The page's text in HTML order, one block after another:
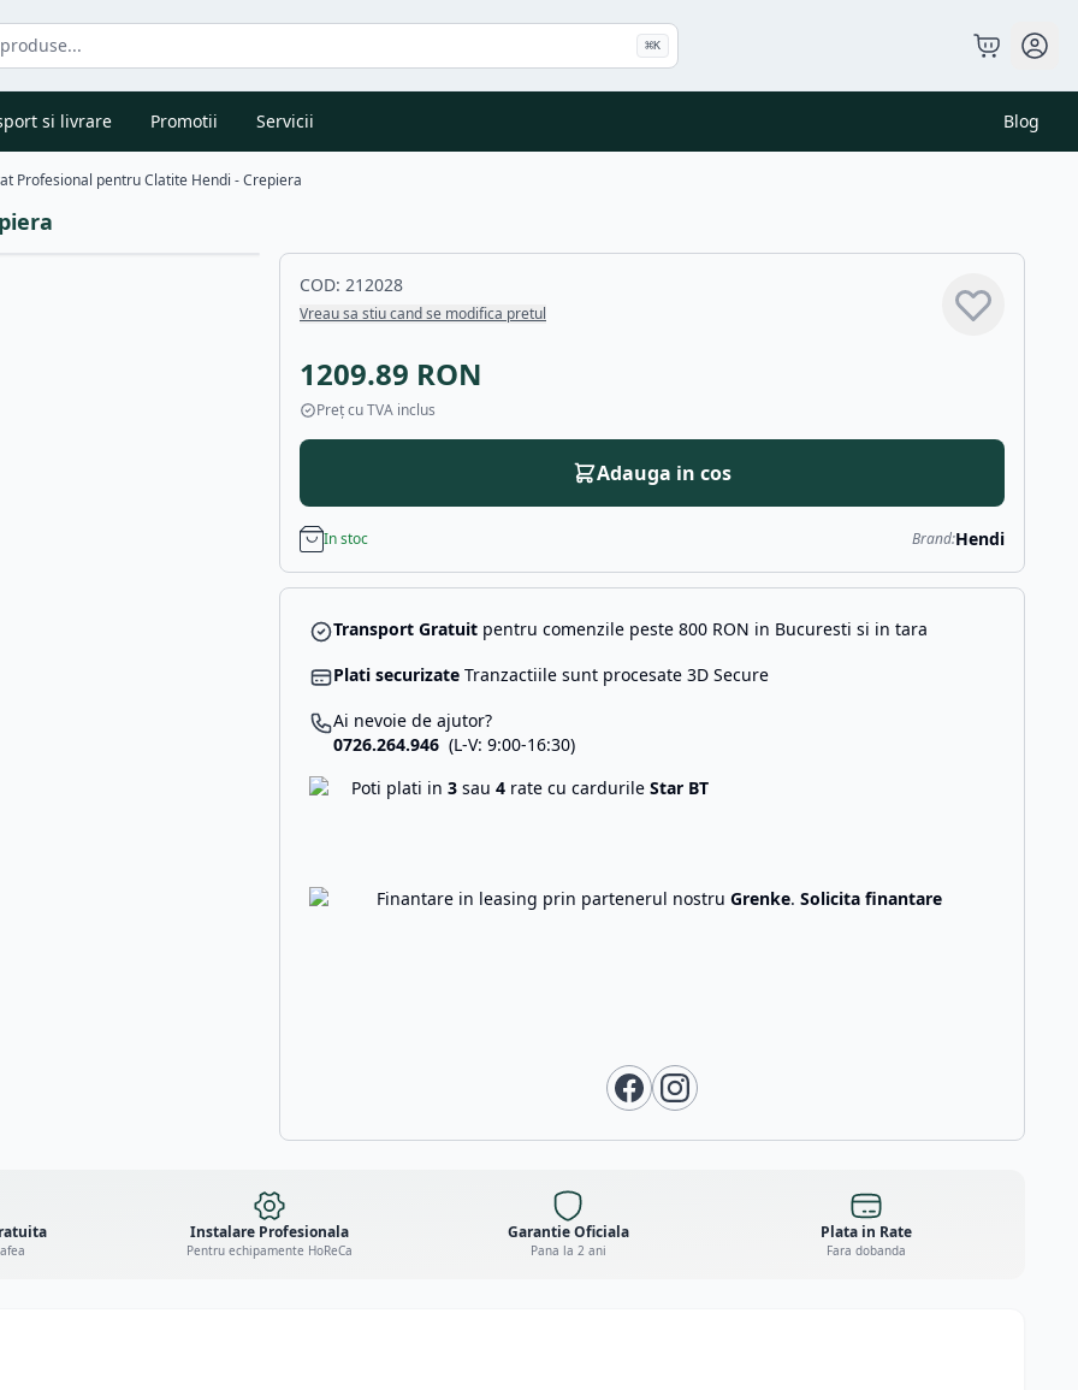
⌘K
si livrare Promotii Servicii Blog
Profesional pentru Clatite Hendi - Crepiera
COD: 212028
Vreau sa stiu cand se modifica pretul
1209.89 RON
Preț cu TVA inclus
Adauga in cos
In stoc Brand:Hendi
Transport Gratuit pentru comenzile peste 800 RON in Bucuresti si in tara
Plati securizate Tranzactiile sunt procesate 3D Secure
Ai nevoie de ajutor?
0726.264.946 (L-V: 9:00-16:30)
Poti plati in 3 sau 4 rate cu cardurile Star BT
Finantare in leasing prin partenerul nostru Grenke. Solicita finantare
Instalare Profesionala
Pentru echipamente HoReCa
Garantie Oficiala
Pana la 2 ani
Plata in Rate
Fara dobanda